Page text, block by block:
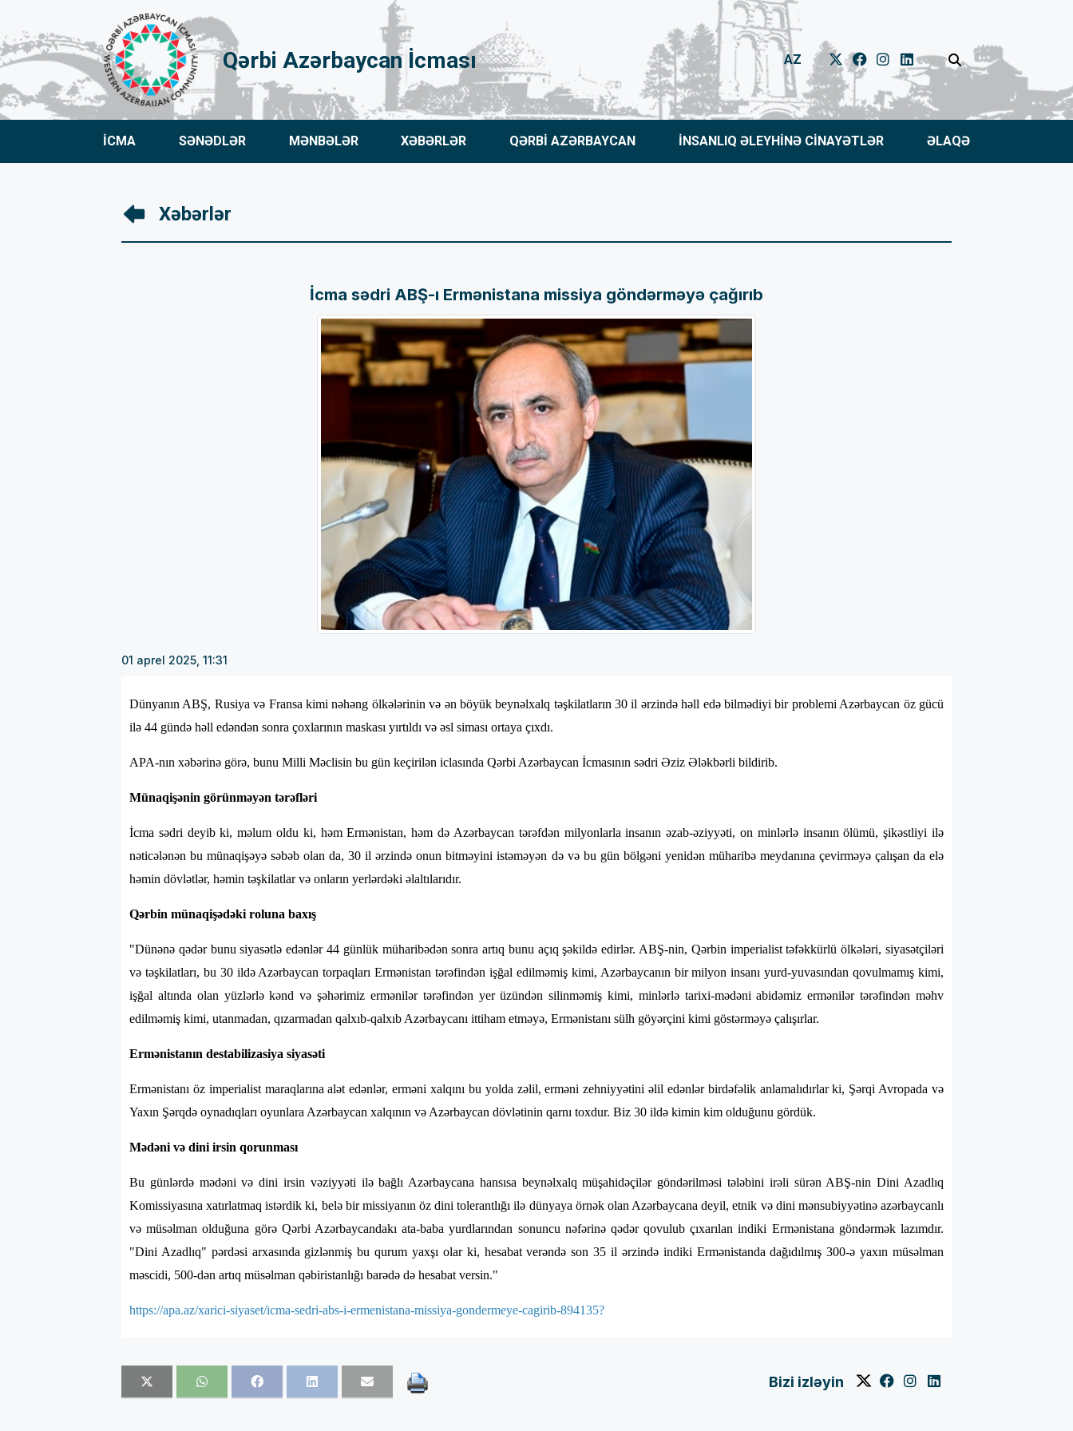
Qərbi Azərbaycan İcması AZ
İCMA SƏNƏDLƏR MƏNBƏLƏR XƏBƏRLƏR QƏRBİ AZƏRBAYCAN İNSANLIQ ƏLEYHİNƏ CİNAYƏTLƏR ƏLAQƏ
Xəbərlər
İcma sədri ABŞ-ı Ermənistana missiya göndərməyə çağırıb
01 aprel 2025, 11:31
Dünyanın ABŞ, Rusiya və Fransa kimi nəhəng ölkələrinin və ən böyük beynəlxalq təşkilatların 30 il ərzində həll edə bilmədiyi bir problemi Azərbaycan öz gücü
ilə 44 gündə həll edəndən sonra çoxlarının maskası yırtıldı və əsl siması ortaya çıxdı.
APA-nın xəbərinə görə, bunu Milli Məclisin bu gün keçirilən iclasında Qərbi Azərbaycan İcmasının sədri Əziz Ələkbərli bildirib.
Münaqişənin görünməyən tərəfləri
İcma sədri deyib ki, məlum oldu ki, həm Ermənistan, həm də Azərbaycan tərəfdən milyonlarla insanın əzab-əziyyəti, on minlərlə insanın ölümü, şikəstliyi ilə
nəticələnən bu münaqişəyə səbəb olan da, 30 il ərzində onun bitməyini istəməyən də və bu gün bölgəni yenidən müharibə meydanına çevirməyə çalışan da elə
həmin dövlətlər, həmin təşkilatlar və onların yerlərdəki əlaltılarıdır.
Qərbin münaqişədəki roluna baxış
"Dünənə qədər bunu siyasətlə edənlər 44 günlük müharibədən sonra artıq bunu açıq şəkildə edirlər. ABŞ-nin, Qərbin imperialist təfəkkürlü ölkələri, siyasətçiləri
və təşkilatları, bu 30 ildə Azərbaycan torpaqları Ermənistan tərəfindən işğal edilməmiş kimi, Azərbaycanın bir milyon insanı yurd-yuvasından qovulmamış kimi,
işğal altında olan yüzlərlə kənd və şəhərimiz ermənilər tərəfindən yer üzündən silinməmiş kimi, minlərlə tarixi-mədəni abidəmiz ermənilər tərəfindən məhv
edilməmiş kimi, utanmadan, qızarmadan qalxıb-qalxıb Azərbaycanı ittiham etməyə, Ermənistanı sülh göyərçini kimi göstərməyə çalışırlar.
Ermənistanın destabilizasiya siyasəti
Ermənistanı öz imperialist maraqlarına alət edənlər, erməni xalqını bu yolda zəlil, erməni zehniyyətini əlil edənlər birdəfəlik anlamalıdırlar ki, Şərqi Avropada və
Yaxın Şərqdə oynadıqları oyunlara Azərbaycan xalqının və Azərbaycan dövlətinin qarnı toxdur. Biz 30 ildə kimin kim olduğunu gördük.
Mədəni və dini irsin qorunması
Bu günlərdə mədəni və dini irsin vəziyyəti ilə bağlı Azərbaycana hansısa beynəlxalq müşahidəçilər göndərilməsi tələbini irəli sürən ABŞ-nin Dini Azadlıq
Komissiyasına xatırlatmaq istərdik ki, belə bir missiyanın öz dini tolerantlığı ilə dünyaya örnək olan Azərbaycana deyil, etnik və dini mənsubiyyətinə azərbaycanlı
və müsəlman olduğuna görə Qərbi Azərbaycandakı ata-baba yurdlarından sonuncu nəfərinə qədər qovulub çıxarılan indiki Ermənistana göndərmək lazımdır.
"Dini Azadlıq" pərdəsi arxasında gizlənmiş bu qurum yaxşı olar ki, hesabat verəndə son 35 il ərzində indiki Ermənistanda dağıdılmış 300-ə yaxın müsəlman
məscidi, 500-dən artıq müsəlman qəbiristanlığı barədə də hesabat versin."
https://apa.az/xarici-siyaset/icma-sedri-abs-i-ermenistana-missiya-gondermeye-cagirib-894135?
Bizi izləyin